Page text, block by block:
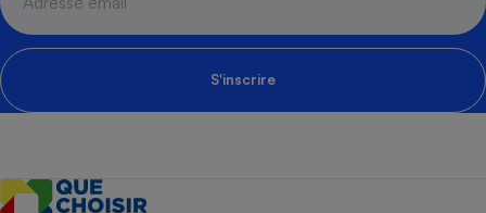
S'inscrire